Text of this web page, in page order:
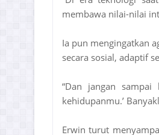
membawa nilai-nilai
Ia pun mengingatkan
secara sosial, adaptif
“Dan jangan
kehidupanmu.’
Erwin turut